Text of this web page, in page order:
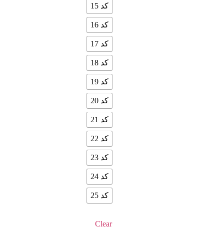
کد 15
کد 16
کد 17
کد 18
کد 19
کد 20
کد 21
کد 22
کد 23
کد 24
کد 25
Clear